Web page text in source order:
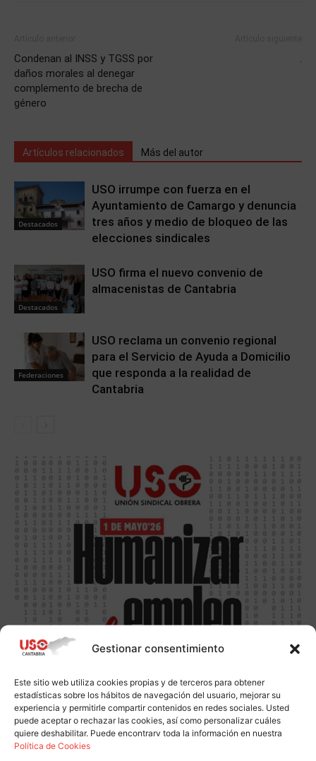
Gestionar consentimiento
Este sitio web utiliza cookies propias y de terceros para obtener
estadísticas sobre los hábitos de navegación del usuario, mejorar su
experiencia y permitirle compartir contenidos en redes sociales. Usted
puede aceptar o rechazar las cookies, así como personalizar cuáles
quiere deshabilitar. Puede encontrarv toda la información en nuestra
Política de Cookies
Condenan al INSS y TGSS por
daños morales al denegar
complemento de brecha de
género
.
Artículos relacionados Más del autor
Destacados
USO irrumpe con fuerza en el
Ayuntamiento de Camargo y denuncia
tres años y medio de bloqueo de las
elecciones sindicales
Destacados
USO firma el nuevo convenio de
almacenistas de Cantabria
Federaciones
USO reclama un convenio regional
para el Servicio de Ayuda a Domicilio
que responda a la realidad de
Cantabria